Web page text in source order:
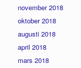
november 2018
oktober 2018
augusti 2018
april 2018
mars 2018